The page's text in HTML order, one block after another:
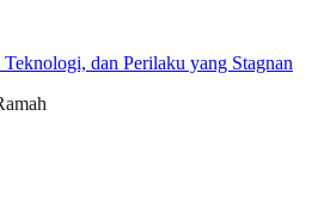
dan Perilaku yang Stagnan